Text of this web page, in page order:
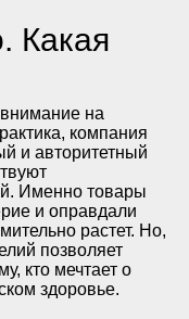
Какая
на
компания
и авторитетный
Именно товары
и оправдали
растет. Но,
позволяет
кто мечтает о
здоровье.